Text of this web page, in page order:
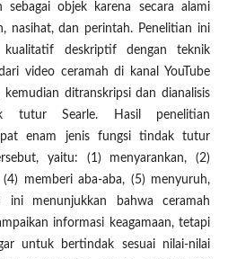
sebagai objek karena secara alami
nasihat, dan perintah. Penelitian ini
kualitatif deskriptif dengan teknik
video ceramah di kanal YouTube
ditranskripsi dan dianalisis
tutur Searle. Hasil penelitian
enam jenis fungsi tindak tutur
yaitu: (1) menyarankan, (2)
memberi aba-aba, (5) menyuruh,
ini menunjukkan bahwa ceramah
informasi keagamaan, tetapi
untuk bertindak sesuai nilai-nilai